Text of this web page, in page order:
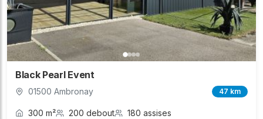
Black Pearl Event
01500 Ambronay 47 km
300 m² 200 debout 180 assises